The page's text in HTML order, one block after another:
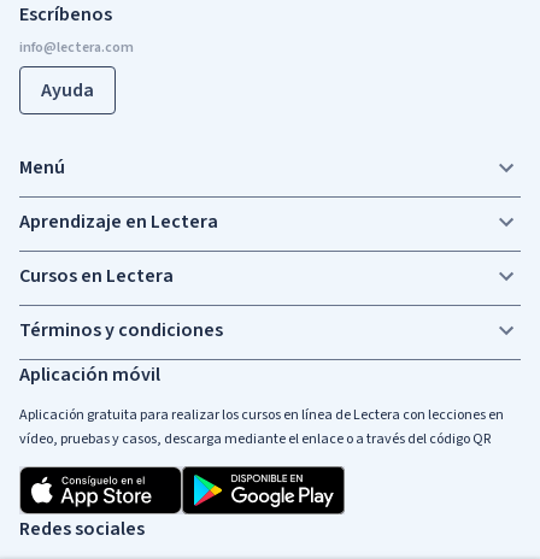
Escríbenos
Ayuda
Aplicación móvil
Aplicación gratuita para realizar los cursos en línea de Lectera con lecciones en
vídeo, pruebas y casos, descarga mediante el enlace o a través del código QR
Redes sociales
Menú
Aprendizaje en Lectera
Cursos en Lectera
Términos y condiciones